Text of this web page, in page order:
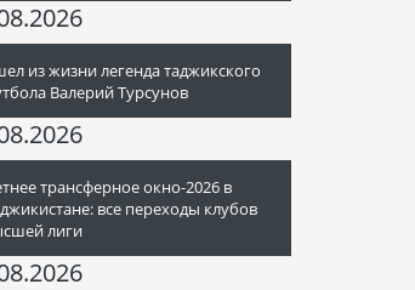
из жизни легенда таджикского
Валерий Турсунов
трансферное окно-2026 в
все переходы клубов
лиги